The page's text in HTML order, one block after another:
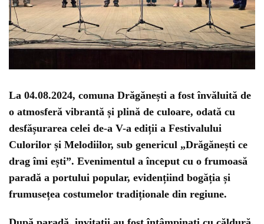
La 04.08.2024, comuna Drăgănești a fost învăluită de
o atmosferă vibrantă și plină de culoare, odată cu
desfășurarea celei de-a V-a ediții a Festivalului
Culorilor și Melodiilor, sub genericul „Drăgănești ce
drag îmi ești”. Evenimentul a început cu o frumoasă
paradă a portului popular, evidențiind bogăția și
frumusețea costumelor tradiționale din regiune.